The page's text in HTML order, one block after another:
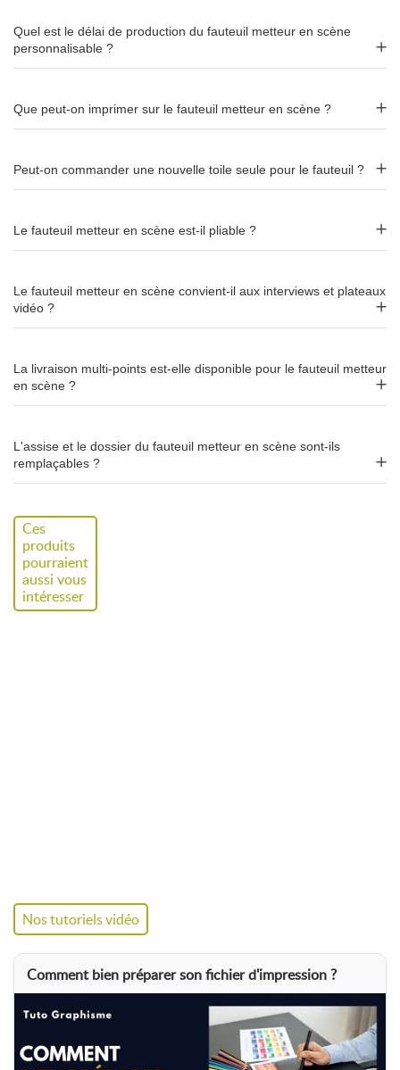
Assise et dossier Textilepolyester imprimé
Pliable Oui
Quel est le délai de production du fauteuil metteur en scène
personnalisable ?
Que peut-on imprimer sur le fauteuil metteur en scène ?
Peut-on commander une nouvelle toile seule pour le fauteuil ?
Le fauteuil metteur en scène est-il pliable ?
Le fauteuil metteur en scène convient-il aux interviews et plateaux
vidéo ?
La livraison multi-points est-elle disponible pour le fauteuil metteur
en scène ?
L'assise et le dossier du fauteuil metteur en scène sont-ils
remplaçables ?
Ces
produits
pourraient
aussi vous
intéresser
Nos tutoriels vidéo
Comment bien préparer son fichier d'impression ?